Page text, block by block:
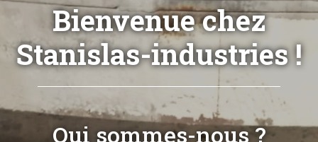
Bienvenue chez
Stanislas-industries !
Qui sommes-nous ?